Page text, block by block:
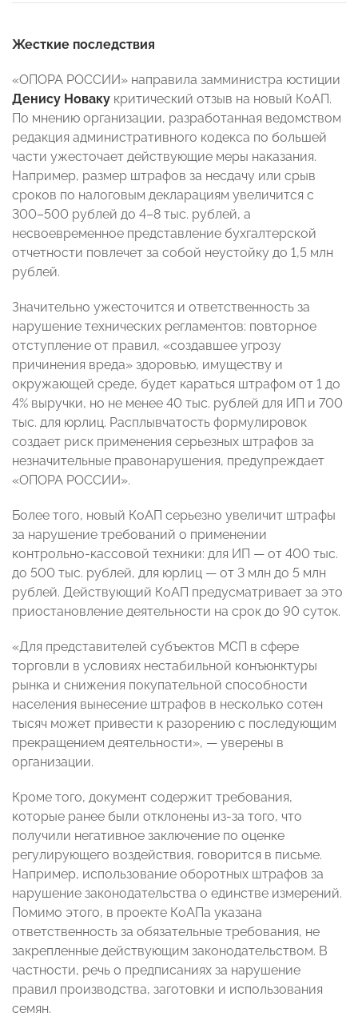
Жесткие последствия
«ОПОРА РОССИИ» направила замминистра юстиции
Денису Новаку критический отзыв на новый КоАП.
По мнению организации, разработанная ведомством
редакция административного кодекса по большей
части ужесточает действующие меры наказания.
Например, размер штрафов за несдачу или срыв
сроков по налоговым декларациям увеличится с
300–500 рублей до 4–8 тыс. рублей, а
несвоевременное представление бухгалтерской
отчетности повлечет за собой неустойку до 1,5 млн
рублей.
Значительно ужесточится и ответственность за
нарушение технических регламентов: повторное
отступление от правил, «создавшее угрозу
причинения вреда» здоровью, имуществу и
окружающей среде, будет караться штрафом от 1 до
4% выручки, но не менее 40 тыс. рублей для ИП и 700
тыс. для юрлиц. Расплывчатость формулировок
создает риск применения серьезных штрафов за
незначительные правонарушения, предупреждает
«ОПОРА РОССИИ».
Более того, новый КоАП серьезно увеличит штрафы
за нарушение требований о применении
контрольно-кассовой техники: для ИП — от 400 тыс.
до 500 тыс. рублей, для юрлиц — от 3 млн до 5 млн
рублей. Действующий КоАП предусматривает за это
приостановление деятельности на срок до 90 суток.
«Для представителей субъектов МСП в сфере
торговли в условиях нестабильной конъюнктуры
рынка и снижения покупательной способности
населения вынесение штрафов в несколько сотен
тысяч может привести к разорению с последующим
прекращением деятельности», — уверены в
организации.
Кроме того, документ содержит требования,
которые ранее были отклонены из-за того, что
получили негативное заключение по оценке
регулирующего воздействия, говорится в письме.
Например, использование оборотных штрафов за
нарушение законодательства о единстве измерений.
Помимо этого, в проекте КоАПа указана
ответственность за обязательные требования, не
закрепленные действующим законодательством. В
частности, речь о предписаниях за нарушение
правил производства, заготовки и использования
семян.